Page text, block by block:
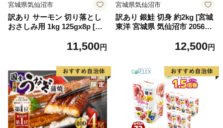
宮城県気仙沼市
訳あり サーモン 切り落とし
おさしみ用 1kg 125gx8p [足
4313] 魚 魚介類 鮭 お刺し身
介
11,500円
宮城県気仙沼市
訳あり 銀鮭 切身 約2kg [宮城
東洋 宮城県 気仙沼市 205649
格外 不揃い さけ サケ 鮭切身
切り身 魚 わけあり
12,500円